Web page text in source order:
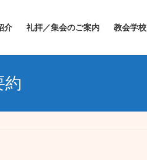
介 礼拝／集会のご案内 教会学校
約